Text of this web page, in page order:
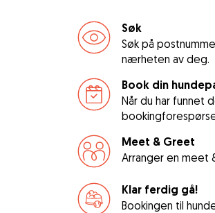
Søk
Søk på
nærheten av deg.
Book din
Når du har funnet
Meet & Greet
Arranger en meet
Klar ferdig gå!
Bookingen til